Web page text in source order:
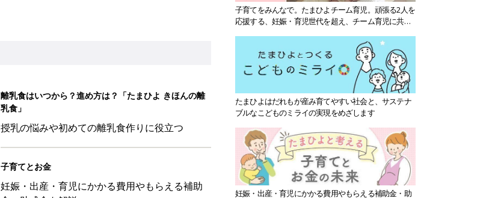
離乳食はいつから？進め方は？「たまひよ きほんの離
乳食」
授乳の悩みや初めての離乳食作りに役立つ
子育てとお金
妊娠・出産・育児にかかる費用やもらえる補助
子育てをみんなで。たまひよチーム育児。頑張る2人を
応援する、妊娠・育児世代を超え、チーム育児に共感
たまひよはだれもが産み育てやすい社会と、サステナ
ブルなこどものミライの実現をめざします
妊娠・出産・育児にかかる費用やもらえる補助金・助